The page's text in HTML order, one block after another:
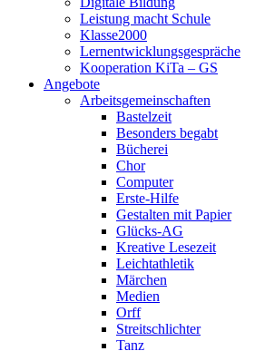
Leistung macht Schule
Klasse2000
Lernentwicklungsgespräche
Kooperation KiTa – GS
Angebote
Arbeitsgemeinschaften
Bastelzeit
Besonders begabt
Bücherei
Chor
Computer
Erste-Hilfe
Gestalten mit Papier
Glücks-AG
Kreative Lesezeit
Leichtathletik
Märchen
Medien
Orff
Streitschlichter
Tanz